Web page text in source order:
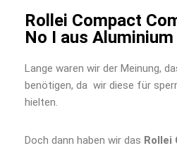
Rollei Compact
No I aus Aluminium
Lange waren wir der Meinung,
benötigen, da wir diese für
hielten.
Doch dann haben wir das Rollei